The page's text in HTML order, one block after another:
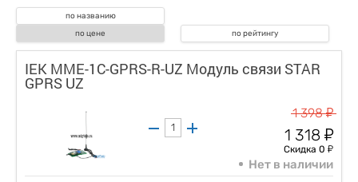
по названию
по цене
по рейтингу
IEK MME-1C-GPRS-R-UZ Модуль связи STAR
GPRS UZ
1 398у
1 318 у
Скидка 0 у
Нет в наличии